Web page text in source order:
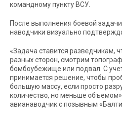
командному пункту ВСУ.
После выполнения боевой
наводчики визуально
«Задача ставится разведчикам,
разных сторон, смотрим
бомбоубежище или подвал. С
принимается решение, чтобы
большую массу, если просто
количество, но меньше
авианаводчик с позывным